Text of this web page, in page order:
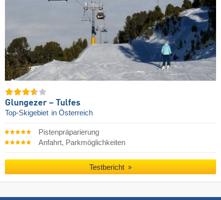
Glungezer – Tulfes
Top-Skigebiet in Österreich
Pistenpräparierung
Anfahrt, Parkmöglichkeiten
Testbericht